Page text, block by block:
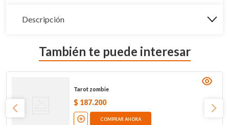
Descripción
También te puede interesar
Tarot zombie
$ 187.200
COMPRAR AHORA